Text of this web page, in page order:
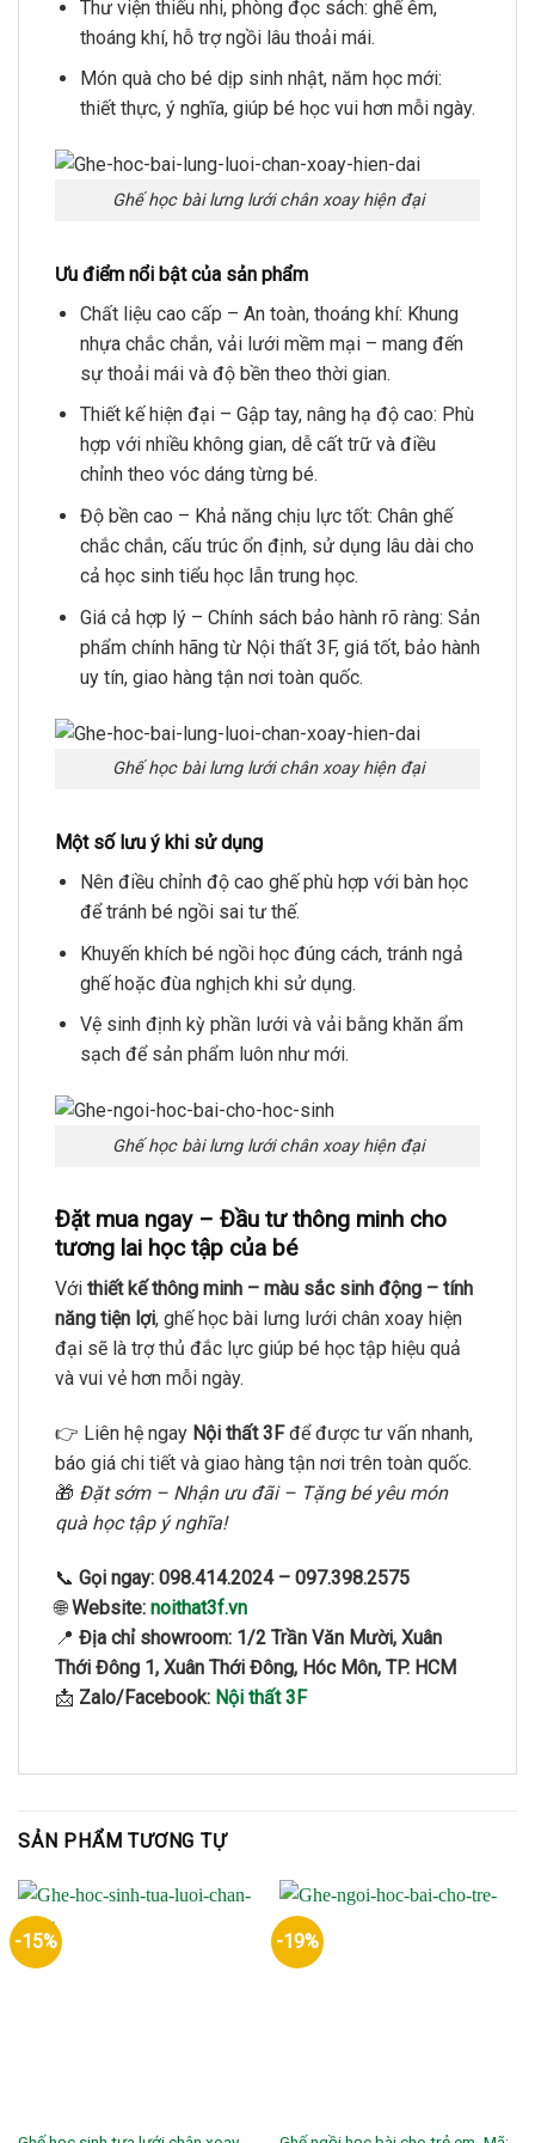
Thư viện thiếu nhi, phòng đọc sách: ghế êm,
thoáng khí, hỗ trợ ngồi lâu thoải mái.
Món quà cho bé dịp sinh nhật, năm học mới:
thiết thực, ý nghĩa, giúp bé học vui hơn mỗi ngày.
Ghế học bài lưng lưới chân xoay hiện đại
Ưu điểm nổi bật của sản phẩm
Chất liệu cao cấp – An toàn, thoáng khí: Khung
nhựa chắc chắn, vải lưới mềm mại – mang đến
sự thoải mái và độ bền theo thời gian.
Thiết kế hiện đại – Gập tay, nâng hạ độ cao: Phù
hợp với nhiều không gian, dễ cất trữ và điều
chỉnh theo vóc dáng từng bé.
Độ bền cao – Khả năng chịu lực tốt: Chân ghế
chắc chắn, cấu trúc ổn định, sử dụng lâu dài cho
cả học sinh tiểu học lẫn trung học.
Giá cả hợp lý – Chính sách bảo hành rõ ràng: Sản
phẩm chính hãng từ Nội thất 3F, giá tốt, bảo hành
uy tín, giao hàng tận nơi toàn quốc.
Ghế học bài lưng lưới chân xoay hiện đại
Một số lưu ý khi sử dụng
Nên điều chỉnh độ cao ghế phù hợp với bàn học
để tránh bé ngồi sai tư thế.
Khuyến khích bé ngồi học đúng cách, tránh ngả
ghế hoặc đùa nghịch khi sử dụng.
Vệ sinh định kỳ phần lưới và vải bằng khăn ẩm
sạch để sản phẩm luôn như mới.
Ghế học bài lưng lưới chân xoay hiện đại
Đặt mua ngay – Đầu tư thông minh cho
tương lai học tập của bé
Với thiết kế thông minh – màu sắc sinh động – tính
năng tiện lợi, ghế học bài lưng lưới chân xoay hiện
đại sẽ là trợ thủ đắc lực giúp bé học tập hiệu quả
và vui vẻ hơn mỗi ngày.
👉 Liên hệ ngay Nội thất 3Fđể được tư vấn nhanh,
báo giá chi tiết và giao hàng tận nơi trên toàn quốc.
🎁 Đặt sớm – Nhận ưu đãi – Tặng bé yêu món
quà học tập ý nghĩa!
📞 Gọi ngay: 098.414.2024 – 097.398.2575
🌐Website: noithat3f.vn
📍 Địa chỉ showroom: 1/2 Trần Văn Mười, Xuân
Thới Đông 1, Xuân Thới Đông, Hóc Môn, TP. HCM
📩 Zalo/Facebook: Nội thất 3F
SẢN PHẨM TƯƠNG TỰ
-15% -19%